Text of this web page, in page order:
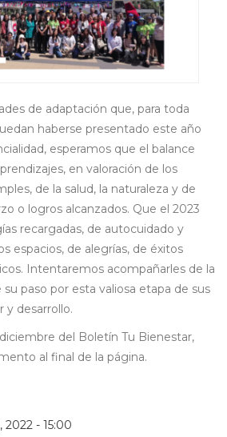
de adaptación que, para toda
haberse presentado este año
esperamos que el balance
en valoración de los
de la salud, la naturaleza y de
o logros alcanzados. Que el 2023
recargadas, de autocuidado y
espacios, de alegrías, de éxitos
Intentaremos acompañarles de la
paso por esta valiosa etapa de sus
y desarrollo.
del Boletín Tu Bienestar,
al final de la página.
- 15:00